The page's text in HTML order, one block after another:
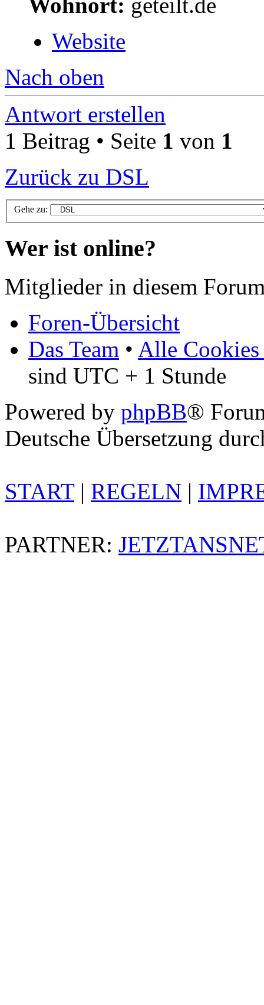
Website
Nach oben
Antwort erstellen
1 Beitrag • Seite 1 von 1
Zurück zu DSL
Gehe zu:
Wer ist online?
Mitglieder in diesem
Foren-Übersicht
Das Team • Alle Cookies
sind UTC + 1 Stunde
Powered by phpBB®
Deutsche Übersetzung
START| REGELN |
PARTNER: